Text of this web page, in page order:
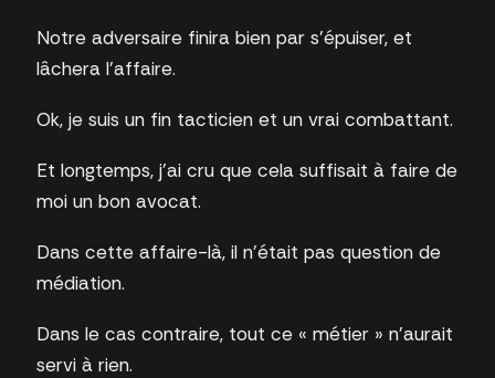
Notre adversaire finira bien par s’épuiser, et
lâchera l’affaire.
Ok, je suis un fin tacticien et un vrai combattant.
Et longtemps, j’ai cru que cela suffisait à faire de
moi un bon avocat.
Dans cette affaire-là, il n’était pas question de
médiation.
Dans le cas contraire, tout ce « métier » n’aurait
servi à rien.